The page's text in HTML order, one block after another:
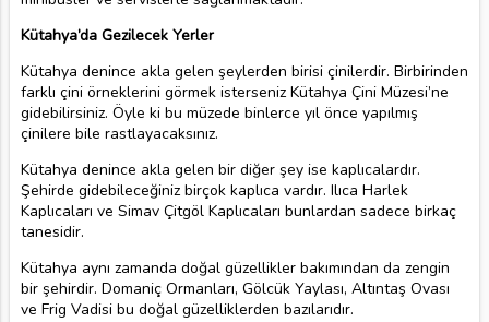
Kütahya’da Gezilecek Yerler
Kütahya denince akla gelen şeylerden birisi çinilerdir. Birbirinden
farklı çini örneklerini görmek isterseniz Kütahya Çini Müzesi’ne
gidebilirsiniz. Öyle ki bu müzede binlerce yıl önce yapılmış
çinilere bile rastlayacaksınız.
Kütahya denince akla gelen bir diğer şey ise kaplıcalardır.
Şehirde gidebileceğiniz birçok kaplıca vardır. Ilıca Harlek
Kaplıcaları ve Simav Çitgöl Kaplıcaları bunlardan sadece birkaç
tanesidir.
Kütahya aynı zamanda doğal güzellikler bakımından da zengin
bir şehirdir. Domaniç Ormanları, Gölcük Yaylası, Altıntaş Ovası
ve Frig Vadisi bu doğal güzelliklerden bazılarıdır.